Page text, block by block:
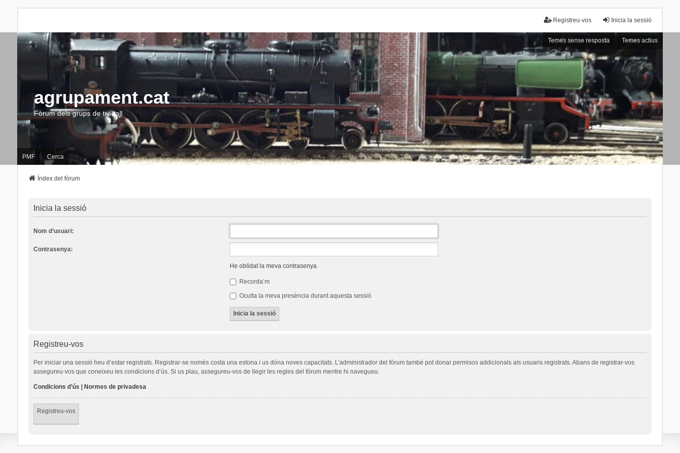
Inicia la sessió
Registreu-vos
Temes sense resposta Temes actius
agrupament.cat
Fòrum dels grups de treball
PMF Cerca
Índex del fòrum
Inicia la sessió
Nom d’usuari:
Contrasenya:
He oblidat la meva contrasenya
Recorda’m
Oculta la meva presència durant aquesta sessió
Registreu-vos
Per iniciar una sessió heu d’estar registrats. Registrar-se només costa una estona i us dóna noves capacitats. L’administrador del fòrum també pot donar permisos addicionals als usuaris registrats. Abans de registrar-vos
assegureu-vos que coneixeu les condicions d’ús. Si us plau, assegureu-vos de llegir les regles del fòrum mentre hi navegueu.
Condicions d’ús Normes de privadesa
Registreu-vos